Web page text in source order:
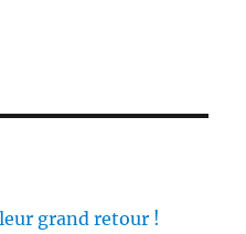
grand retour !